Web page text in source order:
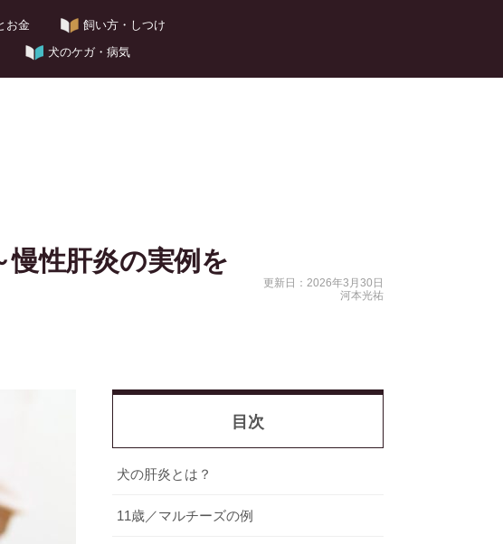
お金
飼い方・しつけ
犬のケガ・病気
慢性肝炎の実例を
更新日：2026年3月30日
河本光祐
目次
犬の肝炎とは？
11歳／マルチーズの例